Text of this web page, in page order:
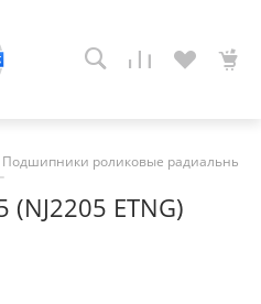
Подшипники роликовые радиальные
ETNG)